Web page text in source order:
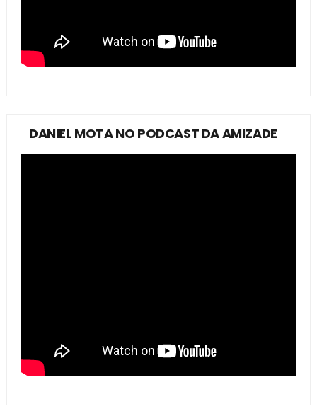
DANIEL MOTA NO PODCAST DA AMIZADE